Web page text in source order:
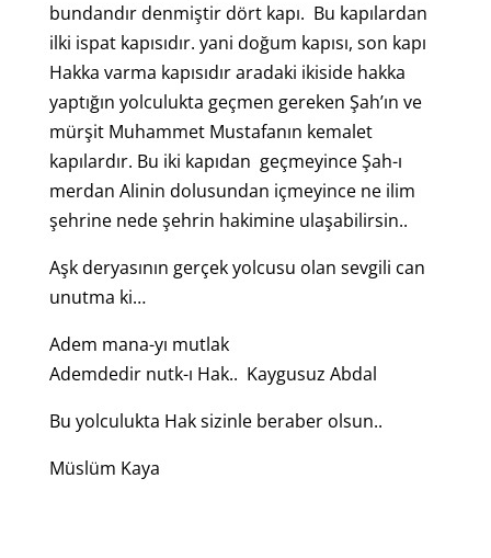
bundandır denmiştir dört kapı. Bu kapılardan
ilki ispat kapısıdır. yani doğum kapısı, son kapı
Hakka varma kapısıdır aradaki ikiside hakka
yaptığın yolculukta geçmen gereken Şah’ın ve
mürşit Muhammet Mustafanın kemalet
kapılardır. Bu iki kapıdan geçmeyince Şah-ı
merdan Alinin dolusundan içmeyince ne ilim
şehrine nede şehrin hakimine ulaşabilirsin..
Aşk deryasının gerçek yolcusu olan sevgili can
unutma ki…
Adem mana-yı mutlak
Ademdedir nutk-ı Hak.. Kaygusuz Abdal
Bu yolculukta Hak sizinle beraber olsun..
Müslüm Kaya